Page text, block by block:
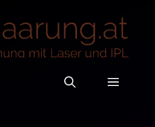
MENÜ